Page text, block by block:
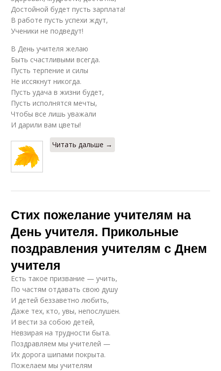
Достойной будет пусть зарплата!
В работе пусть успехи ждут,
Ученики не подведут!
В День учителя желаю
Быть счастливыми всегда.
Пусть терпение и силы
Не иссякнут никогда.
Пусть удача в жизни будет,
Пусть исполнятся мечты,
Чтобы все лишь уважали
И дарили вам цветы!
Читать дальше →
Стих пожелание учителям на
День учителя. Прикольные
поздравления учителям с Днем
учителя
Есть такое призвание — учить,
По частям отдавать свою душу
И детей беззаветно любить,
Даже тех, кто, увы, непослушен.
И вести за собою детей,
Невзирая на трудности быта.
Поздравляем мы учителей —
Их дорога шипами покрыта.
Пожелаем мы учителям